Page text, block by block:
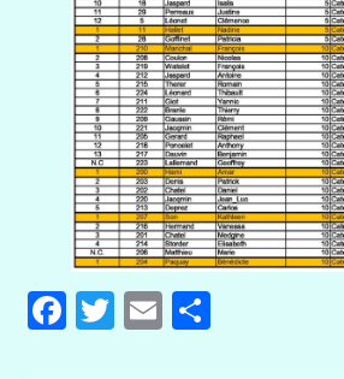
Facebook
Twitter
EmailPartager